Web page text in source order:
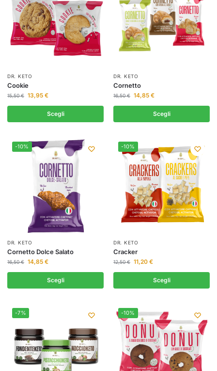
DR. KETO
Cookie
15,50€ 13,95 €
Scegli
DR. KETO
Cornetto
16,50€ 14,85 €
Scegli
-10%
DR. KETO
Cornetto Dolce Salato
16,50€ 14,85 €
Scegli
-10%
DR. KETO
Cracker
12,50€ 11,20 €
Scegli
-7% -10%